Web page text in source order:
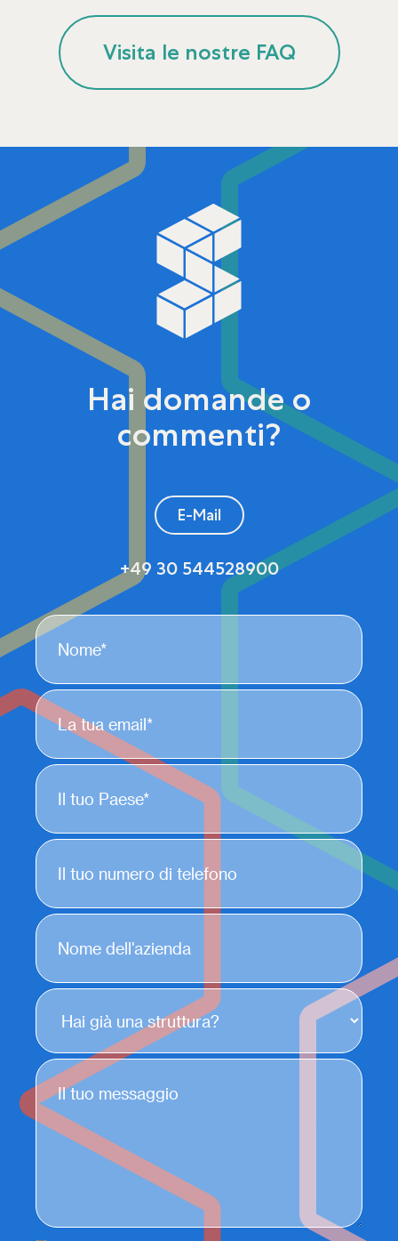
Visita le nostre FAQ
Hai domande o
commenti?
E-Mail
+49 30 544528900